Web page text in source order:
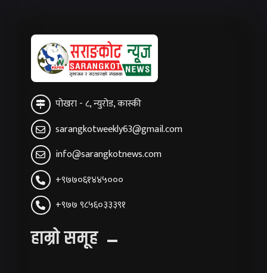
पोखरा - ८, न्युरोड, कास्की
sarangkotweekly63@gmail.com
info@sarangkotnews.com
+९७७०६१४४५०००
+९७७ ९८५६०३३३९१
हाम्रो समूह